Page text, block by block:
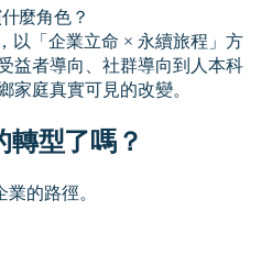
麼角色？
以「企業立命 × 永續旅程」方
益者導向、社群導向到人本科
家庭真實可見的改變。
轉型了嗎？
的路徑。